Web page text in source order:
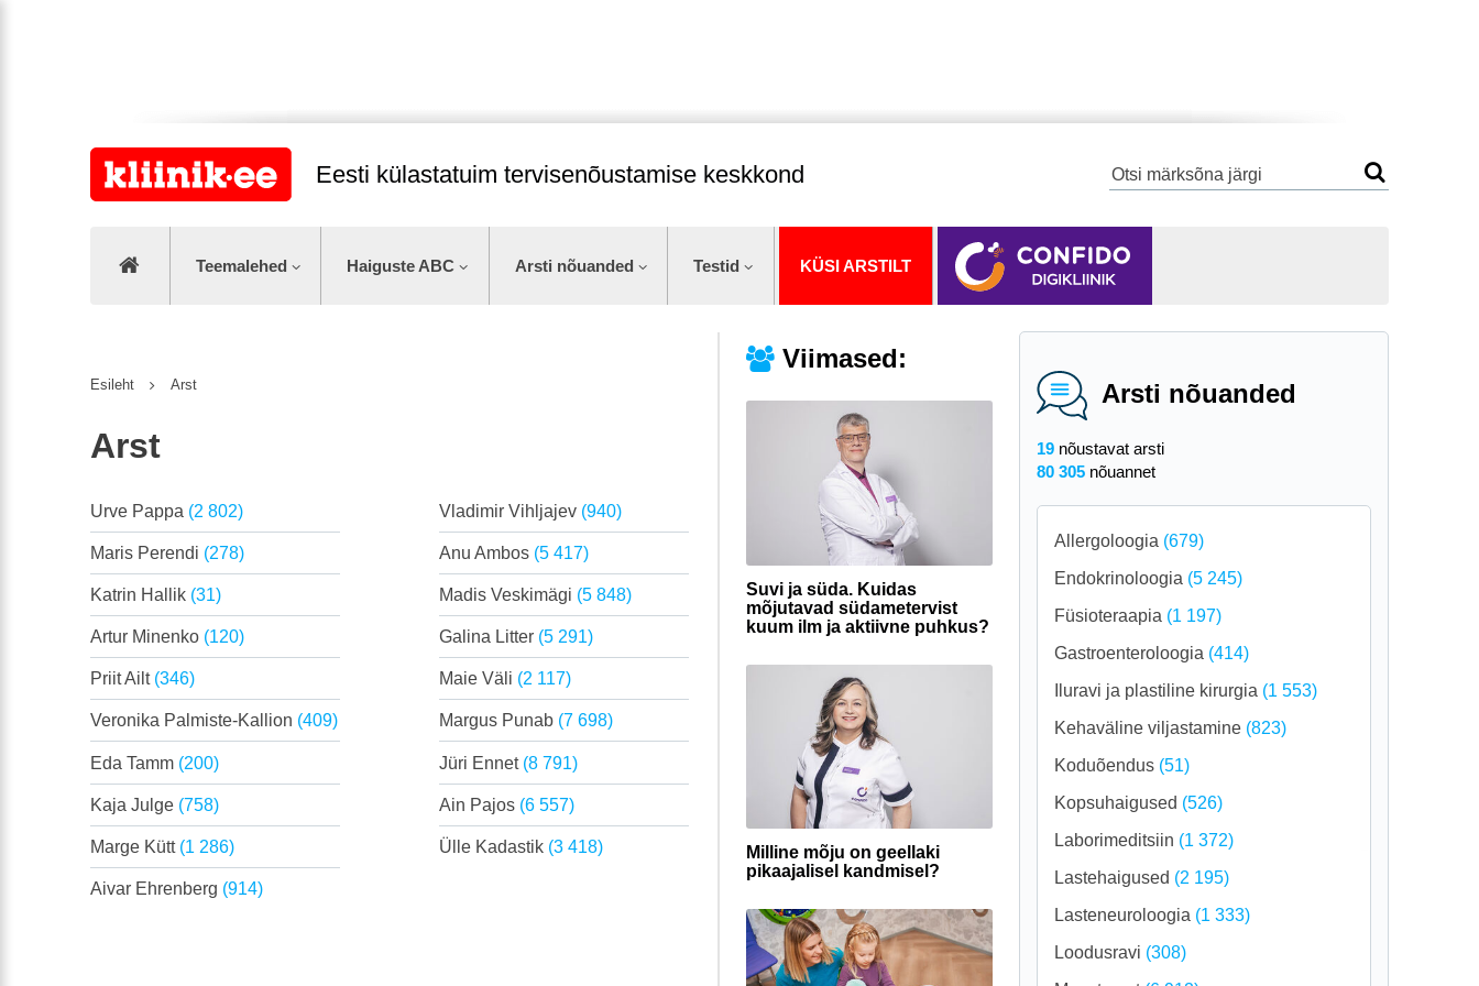
Eesti külastatuim tervisenõustamise keskkond
Teemalehed Haiguste ABC Arsti nõuanded Testid KÜSI ARSTILT
Arsti nõuanded
19 nõustavat arsti
80 305 nõuannet
Allergoloogia (679)
Endokrinoloogia (5 245)
Füsioteraapia (1 197)
Gastroenteroloogia (414)
Iluravi ja plastiline kirurgia (1 553)
Kehaväline viljastamine (823)
Koduõendus (51)
Kopsuhaigused (526)
Laborimeditsiin (1 372)
Lastehaigused (2 195)
Lasteneuroloogia (1 333)
Loodusravi (308)
Viimased:
Suvi ja süda. Kuidas
mõjutavad südametervist
kuum ilm ja aktiivne puhkus?
Milline mõju on geellaki
pikaajalisel kandmisel?
Esileht Arst
Arst
Urve Pappa (2 802)
Maris Perendi (278)
Katrin Hallik (31)
Artur Minenko (120)
Priit Ailt (346)
Veronika Palmiste-Kallion (409)
Eda Tamm (200)
Kaja Julge (758)
Marge Kütt (1 286)
Aivar Ehrenberg (914)
Vladimir Vihljajev (940)
Anu Ambos (5 417)
Madis Veskimägi (5 848)
Galina Litter (5 291)
Maie Väli (2 117)
Margus Punab (7 698)
Jüri Ennet (8 791)
Ain Pajos (6 557)
Ülle Kadastik (3 418)